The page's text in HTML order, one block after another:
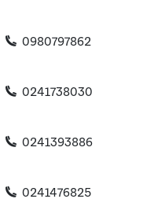
0980797862
0241738030
0241393886
0241476825